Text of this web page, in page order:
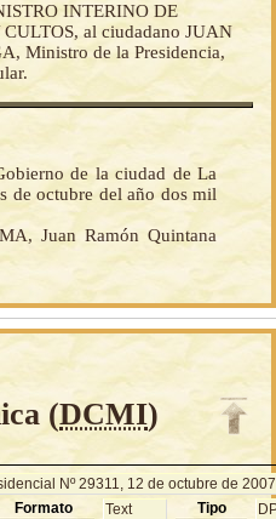
INTERINO DE
al ciudadano JUAN
Ministro de la Presidencia,
de la ciudad de La
de octubre del año dos mil
Juan Ramón Quintana
(DCMI)
Nº 29311, 12 de octubre de 2007
Formato Text Tipo